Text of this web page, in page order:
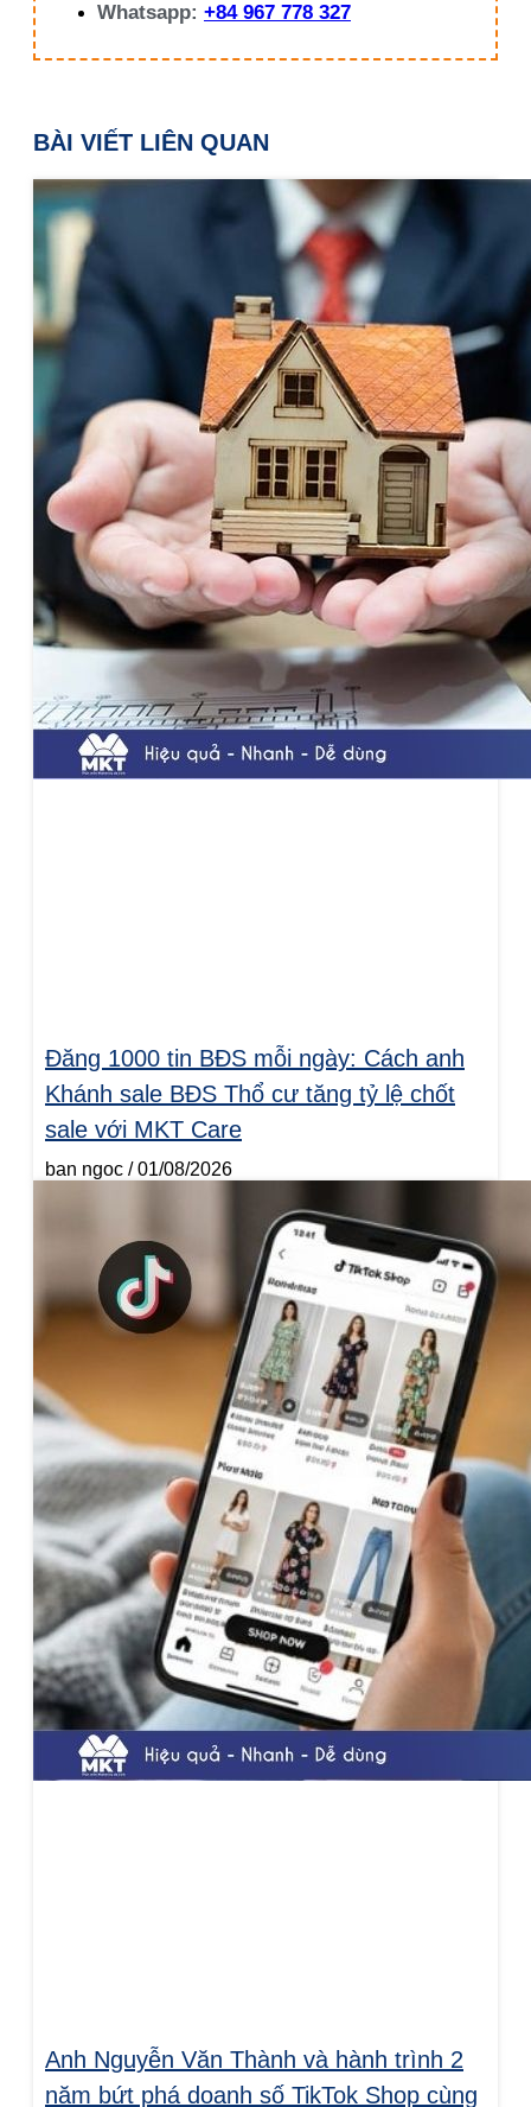
Whatsapp: +84 967 778 327
BÀI VIẾT LIÊN QUAN
Đăng 1000 tin BĐS mỗi ngày: Cách anh
Khánh sale BĐS Thổ cư tăng tỷ lệ chốt
sale với MKT Care
ban ngoc 01/08/2026
Anh Nguyễn Văn Thành và hành trình 2
năm bứt phá doanh số TikTok Shop cùng